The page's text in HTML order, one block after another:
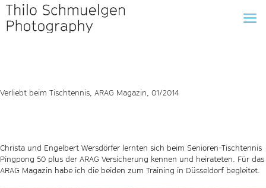
Verliebt beim Tischtennis, ARAG Magazin, 01/2014
Christa und Engelbert Wersdörfer lernten sich beim Senioren-Tischtennis
Pingpong 50 plus der ARAG Versicherung kennen und heirateten. Für das
ARAG Magazin habe ich die beiden zum Training in Düsseldorf begleitet.